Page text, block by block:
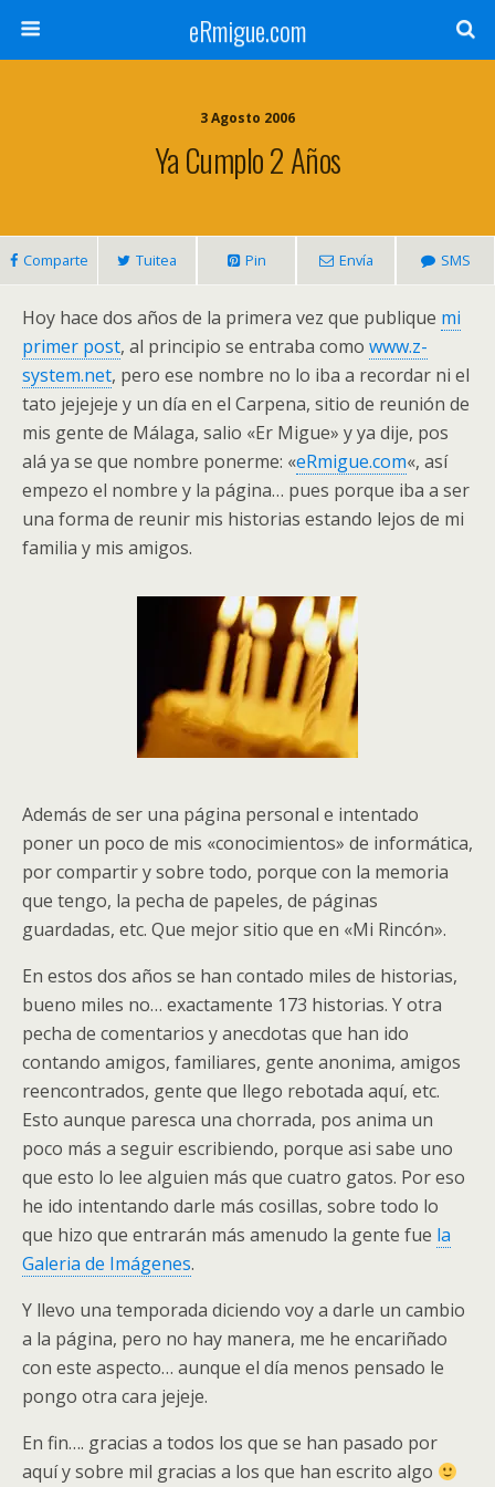
eRmigue.com
3 Agosto 2006
Ya Cumplo 2 Años
Comparte Tuitea Pin Envía SMS
Hoy hace dos años de la primera vez que publique mi
primer post, al principio se entraba como www.z-
system.net, pero ese nombre no lo iba a recordar ni el
tato jejejeje y un día en el Carpena, sitio de reunión de
mis gente de Málaga, salio «Er Migue» y ya dije, pos
alá ya se que nombre ponerme: «eRmigue.com«, así
empezo el nombre y la página… pues porque iba a ser
una forma de reunir mis historias estando lejos de mi
familia y mis amigos.
Además de ser una página personal e intentado
poner un poco de mis «conocimientos» de informática,
por compartir y sobre todo, porque con la memoria
que tengo, la pecha de papeles, de páginas
guardadas, etc. Que mejor sitio que en «Mi Rincón».
En estos dos años se han contado miles de historias,
bueno miles no… exactamente 173 historias. Y otra
pecha de comentarios y anecdotas que han ido
contando amigos, familiares, gente anonima, amigos
reencontrados, gente que llego rebotada aquí, etc.
Esto aunque paresca una chorrada, pos anima un
poco más a seguir escribiendo, porque asi sabe uno
que esto lo lee alguien más que cuatro gatos. Por eso
he ido intentando darle más cosillas, sobre todo lo
que hizo que entrarán más amenudo la gente fue la
Galeria de Imágenes.
Y llevo una temporada diciendo voy a darle un cambio
a la página, pero no hay manera, me he encariñado
con este aspecto… aunque el día menos pensado le
pongo otra cara jejeje.
En fin…. gracias a todos los que se han pasado por
aquí y sobre mil gracias a los que han escrito algo